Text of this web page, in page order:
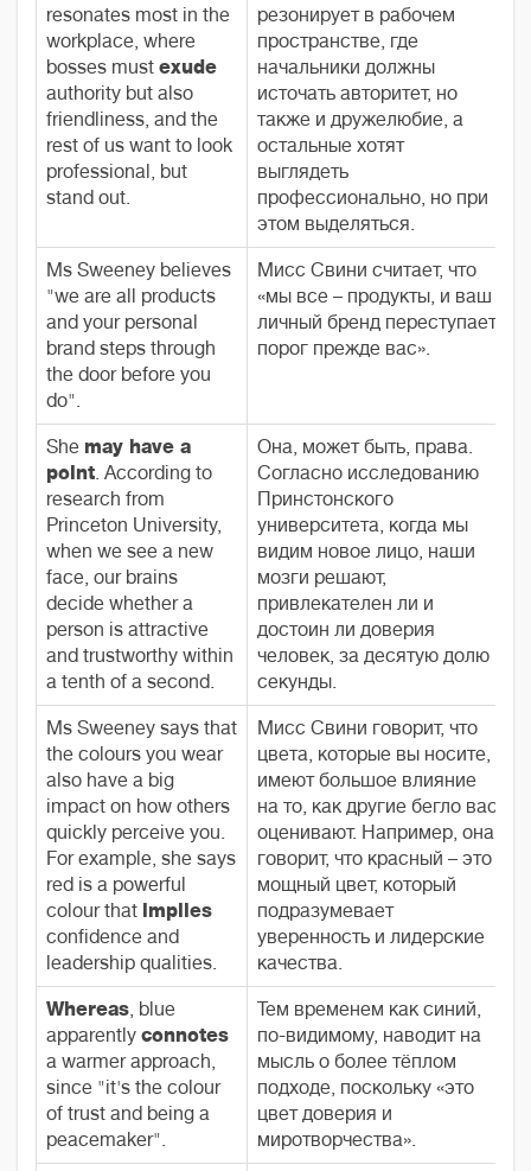
resonates most in the
workplace, where
bosses must exude
authority but also
friendliness, and the
rest of us want to look
professional, but
stand out.
резонирует в рабочем
пространстве, где
начальники должны
источать авторитет, но
также и дружелюбие, а
остальные хотят
выглядеть
профессионально, но при
этом выделяться.
Ms Sweeney believes
"we are all products
and your personal
brand steps through
the door before you
do".
Мисс Свини считает, что
«мы все – продукты, и ваш
личный бренд переступает
порог прежде вас».
She may have a
point. According to
research from
Princeton University,
when we see a new
face, our brains
decide whether a
person is attractive
and trustworthy within
a tenth of a second.
Она, может быть, права.
Согласно исследованию
Принстонского
университета, когда мы
видим новое лицо, наши
мозги решают,
привлекателен ли и
достоин ли доверия
человек, за десятую долю
секунды.
Ms Sweeney says that
the colours you wear
also have a big
impact on how others
quickly perceive you.
For example, she says
red is a powerful
colour that implies
confidence and
leadership qualities.
Мисс Свини говорит, что
цвета, которые вы носите,
имеют большое влияние
на то, как другие бегло вас
оценивают. Например, она
говорит, что красный – это
мощный цвет, который
подразумевает
уверенность и лидерские
качества.
Whereas, blue
apparently connotes
a warmer approach,
since "it's the colour
of trust and being a
peacemaker".
Тем временем как синий,
по-видимому, наводит на
мысль о более тёплом
подходе, поскольку «это
цвет доверия и
миротворчества».